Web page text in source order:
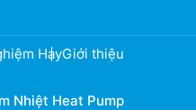
HayGiới thiệu
Nhiệt Heat Pump